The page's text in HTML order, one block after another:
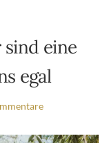
sind eine
egal